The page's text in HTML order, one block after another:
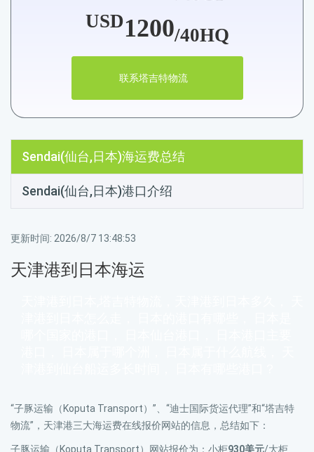
USD1200/40HQ
联系塔吉特物流
Sendai(仙台,日本)海运费总结
Sendai(仙台,日本)港口介绍
更新时间: 2026/8/7 13:48:53
天津港到日本海运
“子豚运输（Koputa Transport）”、“迪士国际货运代理”和“塔吉特
物流”，天津港三大海运费在线报价网站的信息，总结如下：
子豚运输（Koputa Transport）网站报价为：小柜930美元/大柜